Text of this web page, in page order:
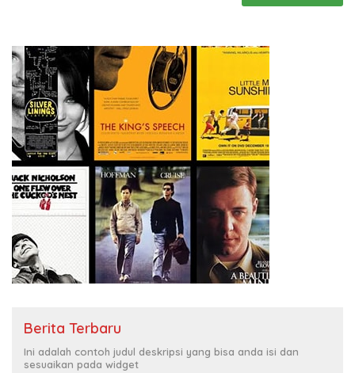
Berita Terbaru
Ini adalah contoh judul deskripsi yang bisa anda isi dan
sesuaikan pada widget